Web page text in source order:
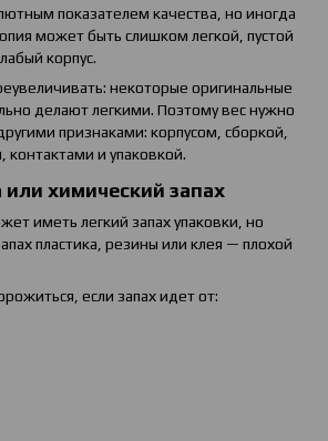
показателем качества, но иногда
может быть слишком легкой, пустой
корпус.
некоторые оригинальные
делают легкими. Поэтому вес нужно
признаками: корпусом, сборкой,
и упаковкой.
или химический запах
иметь легкий запах упаковки, но
пластика, резины или клея — плохой
если запах идет от: